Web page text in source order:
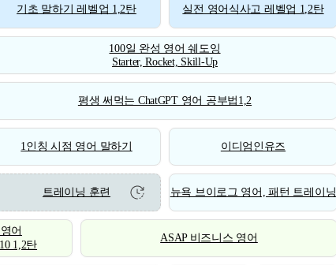
기초 말하기 레벨업 1,2탄 실전 영어식사고 레벨업 1,2탄
100일 완성 영어 쉐도잉
Starter, Rocket, Skill-Up
평생 써먹는 ChatGPT 영어 공부법1,2
1인칭 시점 영어 말하기 이디엄인유즈
트레이닝 훈련 뉴욕 브이로그 영어, 패턴 트레이닝
어
1,2탄
ASAP 비즈니스 영어